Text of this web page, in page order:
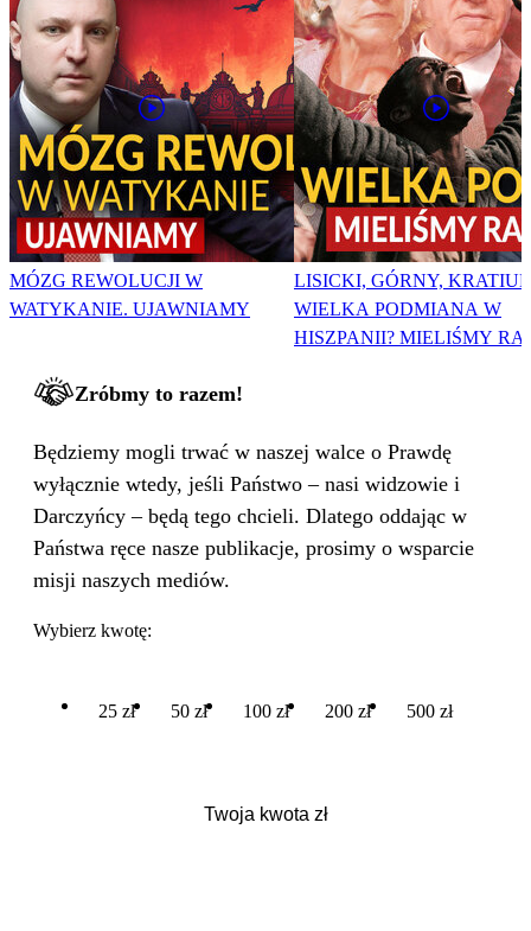
MÓZG REWOLUCJI W
WATYKANIE. UJAWNIAMY
LISICKI, GÓRNY,
WIELKA PODMIANA W
HISZPANII? MIELIŚMY
Zróbmy to razem!
Będziemy mogli trwać w naszej walce o Prawdę
wyłącznie wtedy, jeśli Państwo – nasi widzowie i
Darczyńcy – będą tego chcieli. Dlatego oddając w
Państwa ręce nasze publikacje, prosimy o wsparcie
misji naszych mediów.
Wybierz kwotę:
25 zł 50 zł 100 zł 200 zł 500 zł